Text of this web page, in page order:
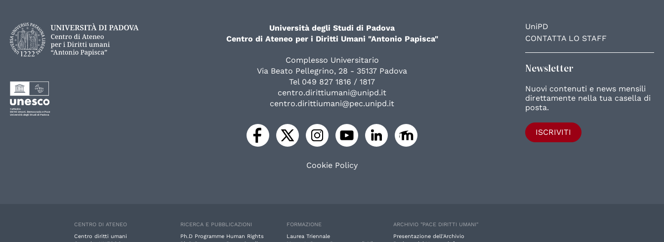
UniPD
CONTATTA LO STAFF
Newsletter
Nuovi contenuti e news mensili
direttamente nella tua casella di
posta.
ISCRIVITI
Università degli Studi di Padova
Centro di Ateneo per i Diritti Umani "Antonio Papisca"
Complesso Universitario
Via Beato Pellegrino, 28 - 35137 Padova
Tel 049 827 1816 / 1817
centro.dirittiumani@unipd.it
centro.dirittiumani@pec.unipd.it
Cookie Policy
CENTRO DI ATENEO
Centro diritti umani
RICERCA E PUBBLICAZIONI
Ph.D Programme Human Rights
FORMAZIONE
Laurea Triennale
ARCHIVIO "PACE DIRITTI UMANI"
Presentazione dell'Archivio